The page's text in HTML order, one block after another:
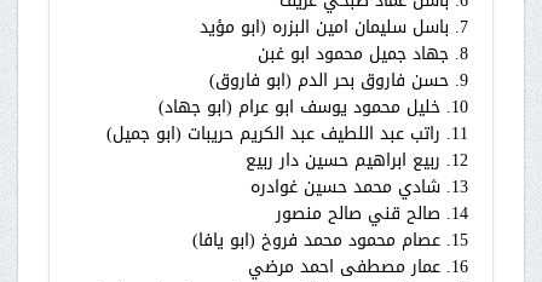
7. باسل سليمان امين البزره (ابو مؤيد
8. جهاد جميل محمود ابو غبن
9. حسن فاروق بحر الدم (ابو فاروق)
10. خليل محمود يوسف ابو عرام (ابو جهاد)
11. راتب عبد اللطيف عبد الكريم حريبات (ابو جميل)
12. ربيع ابراهيم حسين دار ربيع
13. شادي محمد حسين غوادره
14. صالح قني صالح منصور
15. عصام محمود محمد فروخ (ابو يافا)
16. عمار مصطفى احمد مرضي